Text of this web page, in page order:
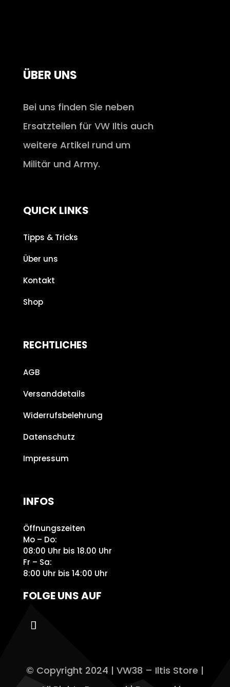
ÜBER UNS
Bei uns finden Sie neben
Ersatzteilen für VW Iltis auch
weitere Artikel rund um
Militär und Army.
QUICK LINKS
Tipps & Tricks
Über uns
Kontakt
Shop
RECHTLICHES
AGB
Versanddetails
Widerrufsbelehrung
Datenschutz
Impressum
INFOS
Öffnungszeiten
Mo – Do:
08:00 Uhr bis 18.00 Uhr
Fr – Sa:
8:00 Uhr bis 14:00 Uhr
FOLGE UNS AUF
© Copyright 2024 | VW38 – Iltis Store |